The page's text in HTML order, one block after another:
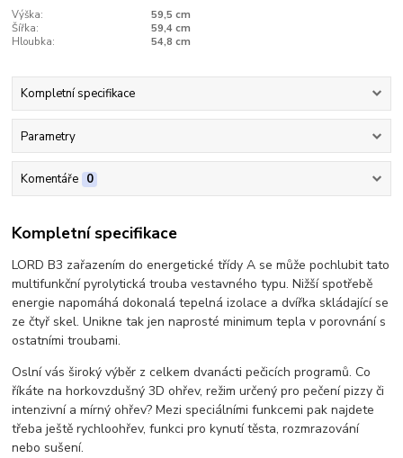
Výška:
59,5 cm
Šířka:
59,4 cm
Hloubka:
54,8 cm
Kompletní specifikace
Parametry
Komentáře 0
Kompletní specifikace
LORD B3 zařazením do energetické třídy A se může pochlubit tato
multifunkční pyrolytická trouba vestavného typu. Nižší spotřebě
energie napomáhá dokonalá tepelná izolace a dvířka skládající se
ze čtyř skel. Unikne tak jen naprosté minimum tepla v porovnání s
ostatními troubami.
Oslní vás široký výběr z celkem dvanácti pečicích programů. Co
říkáte na horkovzdušný 3D ohřev, režim určený pro pečení pizzy či
intenzivní a mírný ohřev? Mezi speciálními funkcemi pak najdete
třeba ještě rychloohřev, funkci pro kynutí těsta, rozmrazování
nebo sušení.